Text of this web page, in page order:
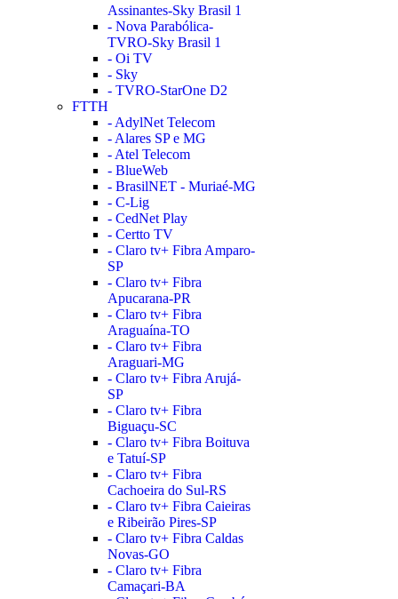
Assinantes-Sky Brasil 1
- Nova Parabólica-
TVRO-Sky Brasil 1
- Oi TV
- Sky
- TVRO-StarOne D2
FTTH
- AdylNet Telecom
- Alares SP e MG
- Atel Telecom
- BlueWeb
- BrasilNET - Muriaé-MG
- C-Lig
- CedNet Play
- Certto TV
- Claro tv+ Fibra Amparo-
SP
- Claro tv+ Fibra
Apucarana-PR
- Claro tv+ Fibra
Araguaína-TO
- Claro tv+ Fibra
Araguari-MG
- Claro tv+ Fibra Arujá-
SP
- Claro tv+ Fibra
Biguaçu-SC
- Claro tv+ Fibra Boituva
e Tatuí-SP
- Claro tv+ Fibra
Cachoeira do Sul-RS
- Claro tv+ Fibra Caieiras
e Ribeirão Pires-SP
- Claro tv+ Fibra Caldas
Novas-GO
- Claro tv+ Fibra
Camaçari-BA